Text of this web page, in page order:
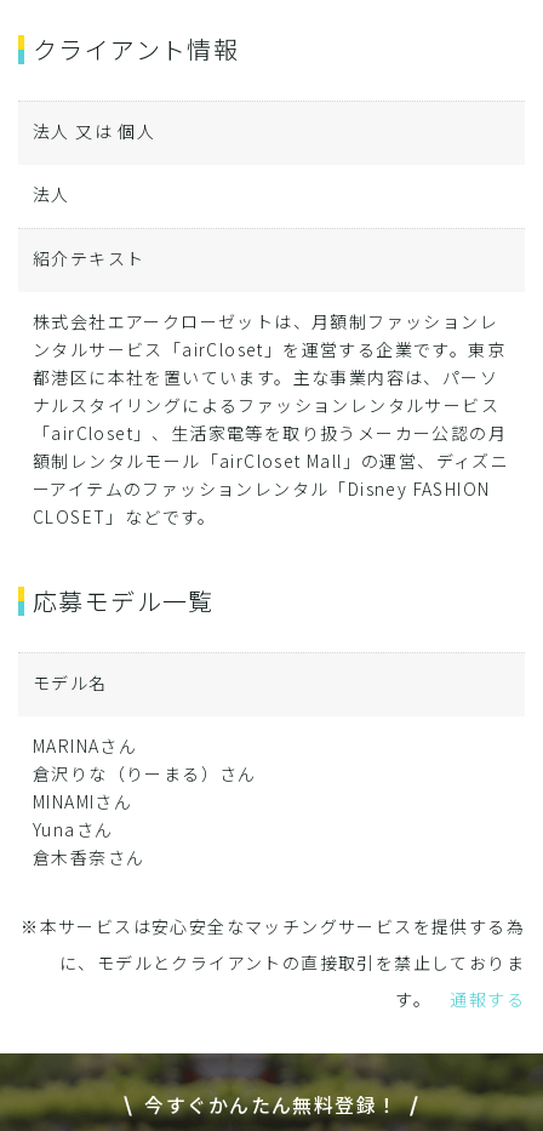
クライアント情報
法人 又は 個人
法人
紹介テキスト
株式会社エアークローゼットは、月額制ファッションレ
ンタルサービス「airCloset」を運営する企業です。東京
都港区に本社を置いています。主な事業内容は、パーソ
ナルスタイリングによるファッションレンタルサービス
「airCloset」、生活家電等を取り扱うメーカー公認の月
額制レンタルモール「airCloset Mall」の運営、ディズニ
ーアイテムのファッションレンタル「Disney FASHION
CLOSET」などです。
応募モデル一覧
モデル名
MARINAさん
倉沢りな（りーまる）さん
MINAMIさん
Yunaさん
倉木香奈さん
※本サービスは安心安全なマッチングサービスを提供する為
に、モデルとクライアントの直接取引を禁止しておりま
す。通報する
今すぐかんたん無料登録！